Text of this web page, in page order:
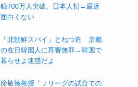
録700万人突破。日本人初→最近
面白くない
「北朝鮮スパイ」とねつ造 京都
の在日韓国人に再審無罪→韓国で
暮らせよ迷惑だよ
徐敬徳教授「Ｊリーグの試合での